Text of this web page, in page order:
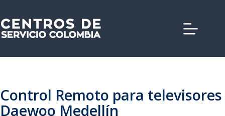
contenido
Control Remoto para televisores
Daewoo Medellín